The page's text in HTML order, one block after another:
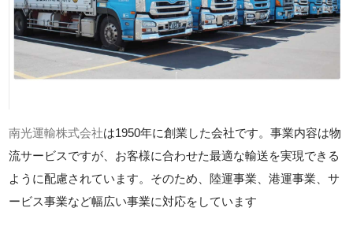
南光運輸株式会社は1950年に創業した会社です。事業内容は物
流サービスですが、お客様に合わせた最適な輸送を実現できる
ように配慮されています。そのため、陸運事業、港運事業、サ
ービス事業など幅広い事業に対応をしています